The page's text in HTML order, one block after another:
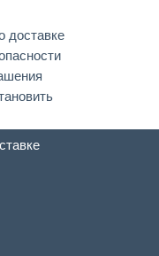
доставке